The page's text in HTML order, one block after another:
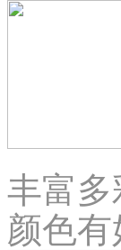
丰富
颜色有